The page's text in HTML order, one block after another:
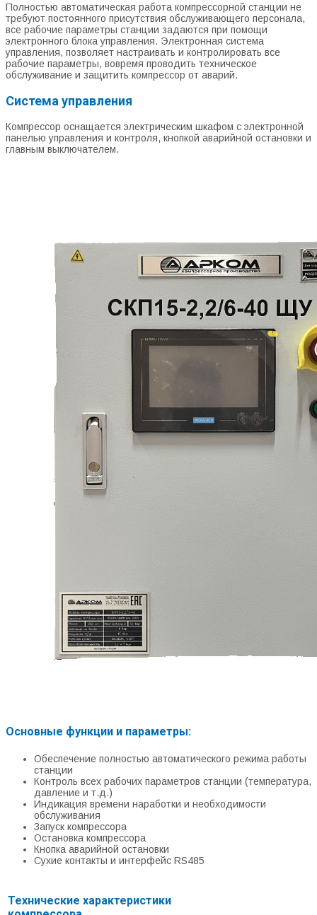
Полностью автоматическая работа компрессорной станции не
требуют постоянного присутствия обслуживающего персонала,
все рабочие параметры станции задаются при помощи
электронного блока управления. Электронная система
управления, позволяет настраивать и контролировать все
рабочие параметры, вовремя проводить техническое
обслуживание и защитить компрессор от аварий.
Система управления
Компрессор оснащается электрическим шкафом с электронной
панелью управления и контроля, кнопкой аварийной остановки и
главным выключателем.
Основные функции и параметры:
Обеспечение полностью автоматического режима работы
станции
Контроль всех рабочих параметров станции (температура,
давление и т.д.)
Индикация времени наработки и необходимости
обслуживания
Запуск компрессора
Остановка компрессора
Кнопка аварийной остановки
Сухие контакты и интерфейс RS485
Технические характеристики